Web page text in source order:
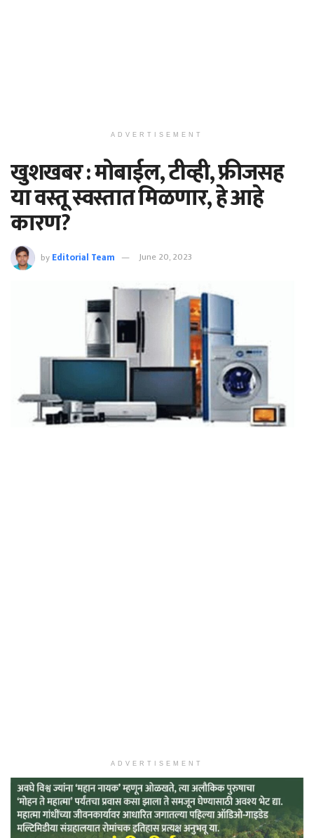
ADVERTISEMENT
खुशखबर : मोबाईल, टीव्ही, फ्रीजसह
या वस्तू स्वस्तात मिळणार, हे आहे
कारण?
byEditorial Team June 20, 2023
ADVERTISEMENT